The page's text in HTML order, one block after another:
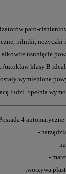
paro-
pilniki, nożyczki
usunięcie
klasy B
wymienione
ludzi. Spełnia
4
-
-
-
- tworzywa